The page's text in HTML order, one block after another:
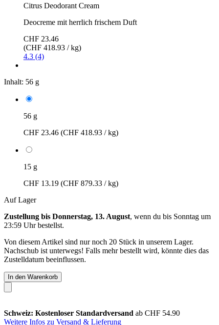
Citrus Deodorant Cream
Deocreme mit herrlich frischem Duft
CHF 23.46
(CHF 418.93 / kg)
4.3 (4)
Inhalt: 56 g
56 g
CHF 23.46 (CHF 418.93 / kg)
15 g
CHF 13.19 (CHF 879.33 / kg)
Auf Lager
Zustellung bis Donnerstag, 13. August, wenn du bis Sonntag um
23:59 Uhrbestellst.
Von diesem Artikel sind nur noch 20 Stück in unserem Lager.
Nachschub ist unterwegs! Falls mehr bestellt wird, könnte dies das
Zustelldatum beeinflussen.
In den Warenkorb
Schweiz: Kostenloser Standardversand ab CHF 54.90
Weitere Infos zu Versand & Lieferung